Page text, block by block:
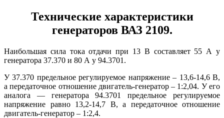
Технические характеристики
генераторов ВАЗ 2109.
Наибольшая сила тока отдачи при 13 В составляет 55 А у
генератора 37.370 и 80 А у 94.3701.
У 37.370 предельное регулируемое напряжение – 13,6-14,6 В,
а передаточное отношение двигатель-генератор – 1:2,04. У его
аналога — генератора 94.3701 предельное регулируемое
напряжение равно 13,2-14,7 В, а передаточное отношение
двигатель-генератор – 1:2,4.